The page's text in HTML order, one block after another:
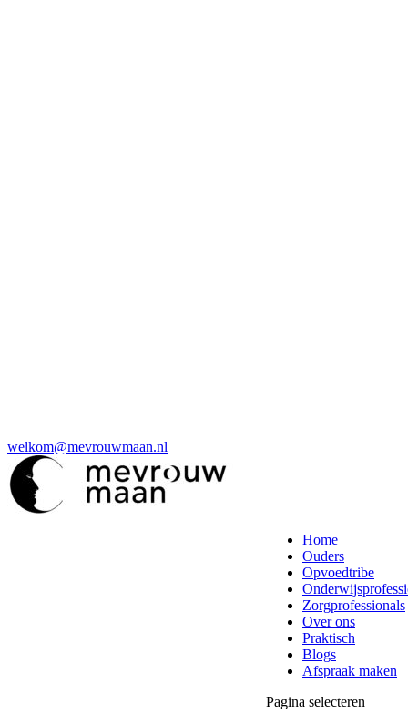
welkom@mevrouwmaan.nl
Home
Ouders
Opvoedtribe
Zorgprofessionals
Over ons
Praktisch
Blogs
Afspraak maken
Pagina selecteren